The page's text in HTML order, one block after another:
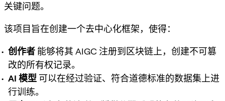
关键问题。
该项目旨在创建一个去中心化框架，使得：
创作者 能够将其 AIGC 注册到区块链上，创建不可篡
改的所有权记录。
AI 模型 可以在经过验证、符合道德标准的数据集上进
行训练。